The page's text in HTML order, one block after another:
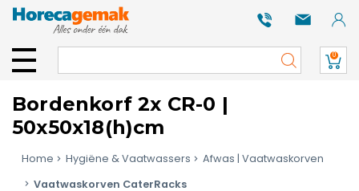
0
Bordenkorf 2x CR-0 |
50x50x18(h)cm
Home Hygiëne & Vaatwassers
Afwas | Vaatwaskorven
Vaatwaskorven CaterRacks